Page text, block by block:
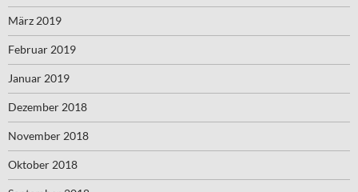
März 2019
Februar 2019
Januar 2019
Dezember 2018
November 2018
Oktober 2018